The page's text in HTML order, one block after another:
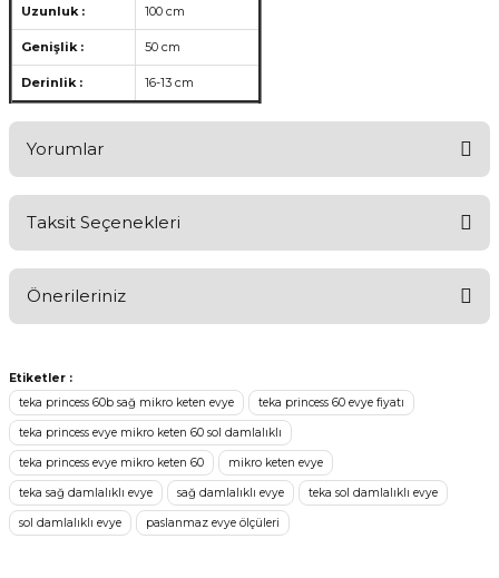
Uzunluk : 100 cm
Genişlik : 50 cm
Derinlik : 16-13 cm
Yorumlar
Ürünü Değerlendir
Taksit Seçenekleri
Önerileriniz
konularda yetersiz gördüğünüz noktaları öneri formunu kullanarak
tarafımıza iletebilirsiniz.
Görüş ve önerileriniz için teşekkür ederiz.
Ürün resmi kalitesiz, bozuk veya görüntülenemiyor.
Ürün açıklamasında eksik bilgiler bulunuyor.
Sitenize Pek Güvenemedim
Etiketler :
teka princess 60b sağ mikro keten evye
teka princess 60 evye fiyatı
teka princess evye mikro keten 60 sol damlalıklı
teka princess evye mikro keten 60 mikro keten evye
teka sağ damlalıklı evye sağ damlalıklı evye teka sol damlalıklı evye
sol damlalıklı evye paslanmaz evye ölçüleri